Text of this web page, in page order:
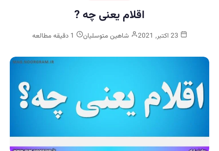
اقلام یعنی چه ?
شاهین متوسلیان